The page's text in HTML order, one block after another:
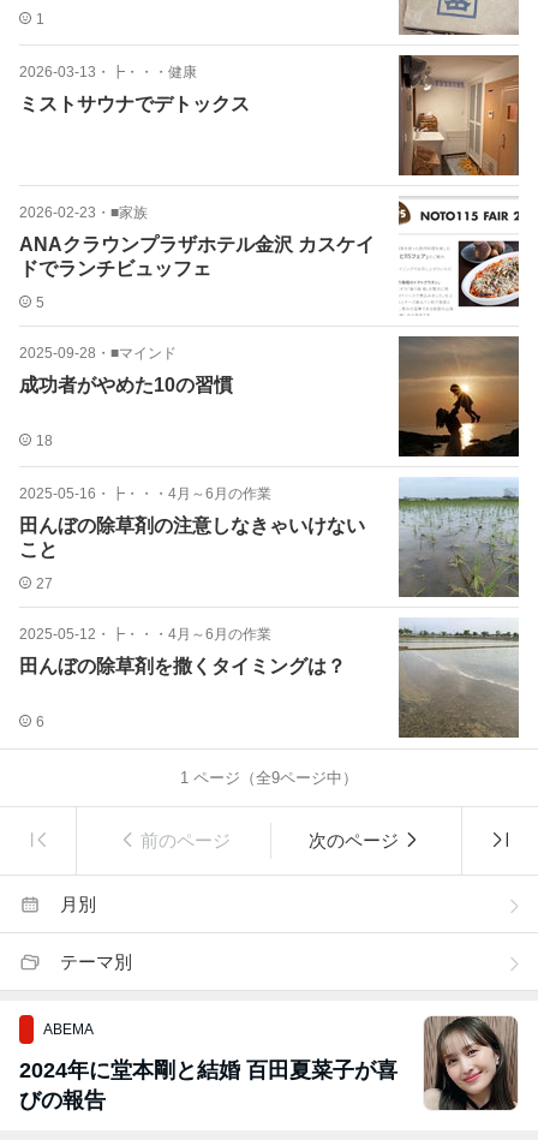
1
2026-03-13 ・ ┣・・・健康
ミストサウナでデトックス
2026-02-23 ・ ■家族
ANAクラウンプラザホテル金沢 カスケイ
ドでランチビュッフェ
5
2025-09-28 ・ ■マインド
成功者がやめた10の習慣
18
2025-05-16 ・ ┣・・・4月～6月の作業
田んぼの除草剤の注意しなきゃいけない
こと
27
2025-05-12 ・ ┣・・・4月～6月の作業
田んぼの除草剤を撒くタイミングは？
6
1 ページ（全9ページ中）
前のページ 次のページ
月別
テーマ別
ABEMA
2024年に堂本剛と結婚 百田夏菜子が喜
びの報告